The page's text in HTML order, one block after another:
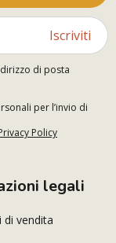
Iscriviti
di posta
per l’invio di
Policy
legali
di vendita